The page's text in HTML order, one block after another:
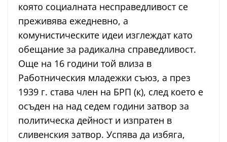
която социалната несправедливост се
преживява ежедневно, а
комунистическите идеи изглеждат като
обещание за радикална справедливост.
Още на 16 години той влиза в
Работническия младежки съюз, а през
1939 г. става член на БРП (к), след което е
осъден на над седем години затвор за
политическа дейност и изпратен в
сливенския затвор. Успява да избяга,